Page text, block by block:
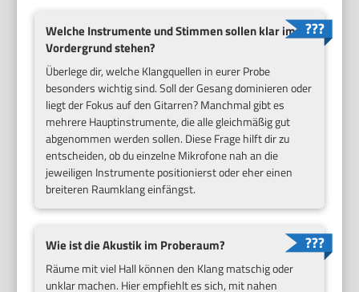
Welche Instrumente und Stimmen sollen klar im
Vordergrund stehen?
Überlege dir, welche Klangquellen in eurer Probe
besonders wichtig sind. Soll der Gesang dominieren oder
liegt der Fokus auf den Gitarren? Manchmal gibt es
mehrere Hauptinstrumente, die alle gleichmäßig gut
abgenommen werden sollen. Diese Frage hilft dir zu
entscheiden, ob du einzelne Mikrofone nah an die
jeweiligen Instrumente positionierst oder eher einen
breiteren Raumklang einfängst.
Wie ist die Akustik im Proberaum?
Räume mit viel Hall können den Klang matschig oder
unklar machen. Hier empfiehlt es sich, mit nahen